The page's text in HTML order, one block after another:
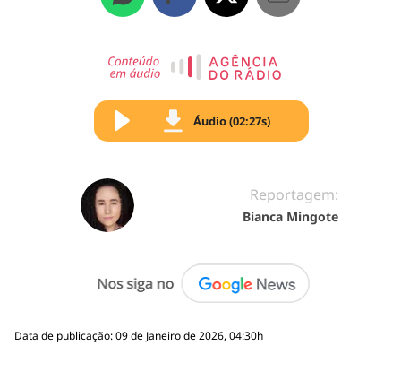
Áudio (02:27s)
Reportagem:
Bianca Mingote
Data de publicação: 09 de Janeiro de 2026, 04:30h